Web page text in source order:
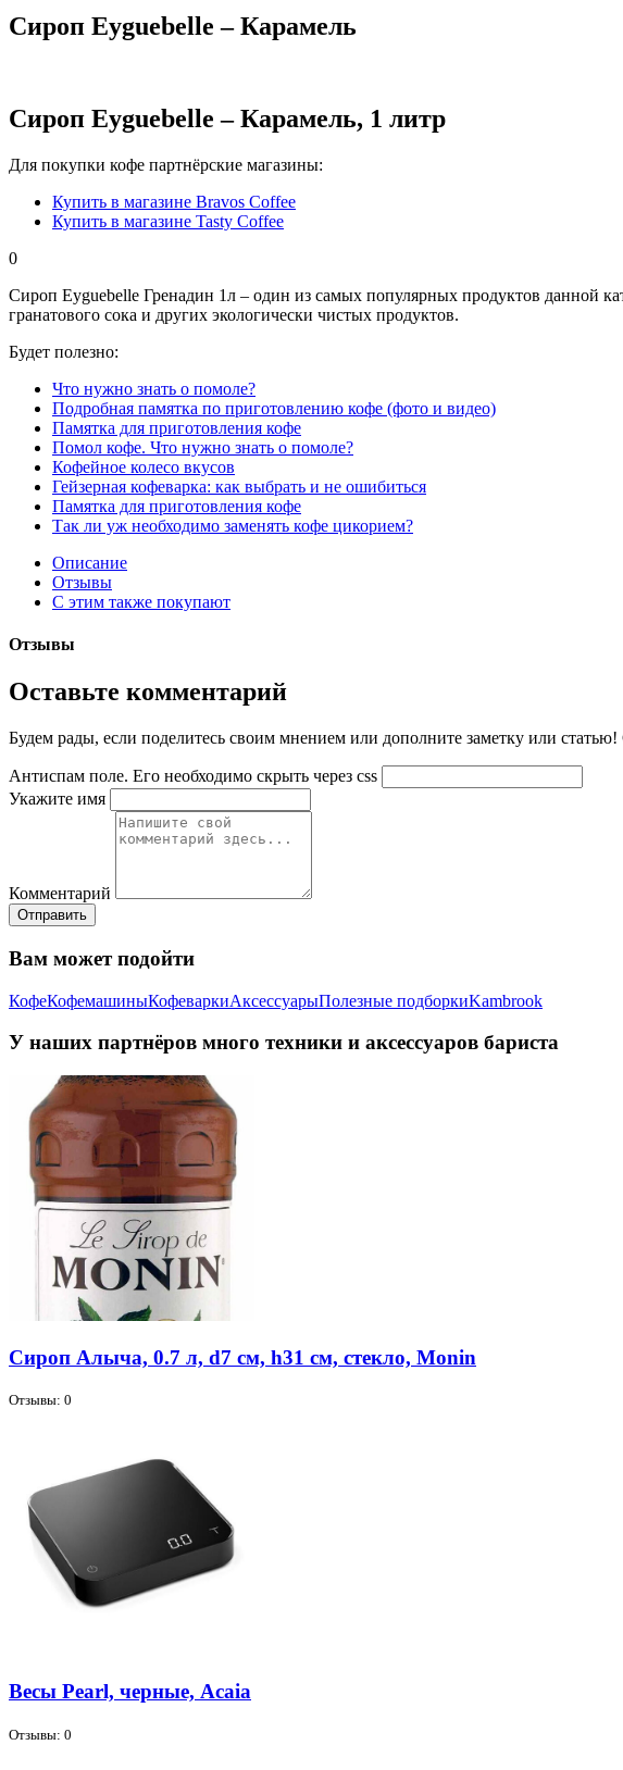
Сироп Eyguebelle – Карамель
Сироп Eyguebelle – Карамель, 1 литр
Для покупки кофе партнёрские магазины:
Купить в магазине Bravos Coffee
Купить в магазине Tasty Coffee
0
Сироп Eyguebelle Гренадин 1л – один из самых популярных продуктов данной
гранатового сока и других экологически чистых продуктов.
Будет полезно:
Что нужно знать о помоле?
Подробная памятка по приготовлению кофе (фото и видео)
Памятка для приготовления кофе
Помол кофе. Что нужно знать о помоле?
Кофейное колесо вкусов
Гейзерная кофеварка: как выбрать и не ошибиться
Памятка для приготовления кофе
Так ли уж необходимо заменять кофе цикорием?
Описание
Отзывы
С этим также покупают
Отзывы
Оставьте комментарий
Будем рады, если поделитесь своим мнением или дополните заметку или
Антиспам поле. Его необходимо скрыть через css
Укажите имя
Комментарий
Отправить
Вам может подойти
КофеКофемашиныКофеваркиАксессуарыПолезные подборкиKambrook
У наших партнёров много техники и аксессуаров бариста
Сироп Алыча, 0.7 л, d7 см, h31 см, стекло, Monin
Отзывы: 0
Весы Pearl, черные, Acaia
Отзывы: 0